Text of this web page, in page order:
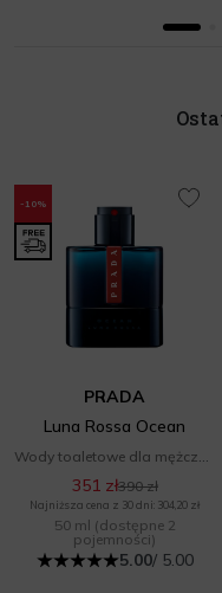
-10%
PRADA
Luna Rossa Ocean
351 zł390 zł
Najniższa cena z 30 dni: 304,20 zł
50 ml (dostępne 2
pojemności)
5.00/ 5.00